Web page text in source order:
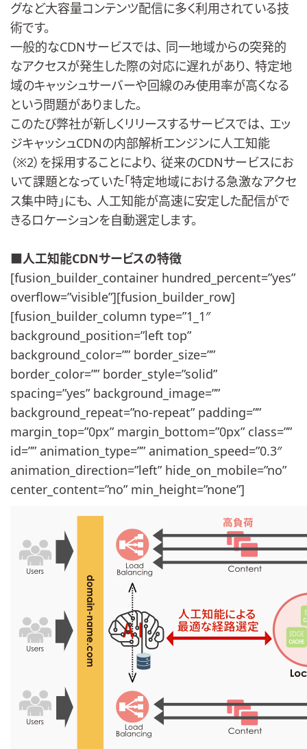
グなど大容量コンテンツ配信に多く利用されている技
術です。
一般的なCDNサービスでは、 同一地域からの突発的
なアクセスが発生した際の対応に遅れがあり、 特定地
域のキャッシュサーバーや回線のみ使用率が高くなる
という問題がありました。
このたび弊社が新しくリリースするサービスでは、 エッ
ジキャッシュCDNの内部解析エンジンに人工知能
（※2） を採用することにより、 従来のCDNサービスにお
いて課題となっていた「特定地域における急激なアクセ
ス集中時」にも、 人工知能が高速に安定した配信がで
きるロケーションを自動選定します。
■人工知能CDNサービスの特徴
[fusion_builder_container hundred_percent=”yes”
overflow=”visible”][fusion_builder_row]
[fusion_builder_column type=”1_1″
background_position=”left top”
background_color=”” border_size=””
border_color=”” border_style=”solid”
spacing=”yes” background_image=””
background_repeat=”no-repeat” padding=””
margin_top=”0px” margin_bottom=”0px” class=””
id=”” animation_type=”” animation_speed=”0.3″
animation_direction=”left” hide_on_mobile=”no”
center_content=”no” min_height=”none”]